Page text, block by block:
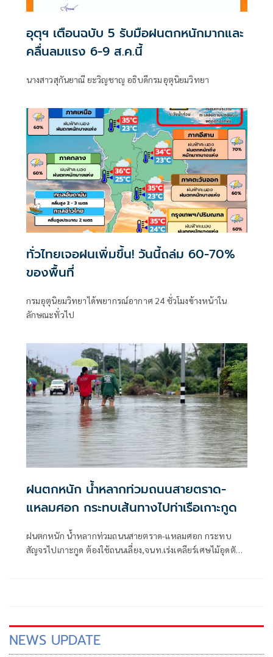
อุตุฯ เตือนฉบับ 5 รับมือฝนตกหนักมากและ
คลื่นลมแรง 6-9 ส.ค.นี้
นางสาวสุกันยาณี ยะวิญชาญ อธิบดีกรมอุตุนิยมวิทยา
ทั่วไทยเจอฝนเพิ่มขึ้น! วันนี้ถล่ม 60-70%
ของพื้นที่
กรมอุตุนิยมวิทยาได้พยากรณ์อากาศ 24 ชั่วโมงข้างหน้าใน
ลักษณะทั่วไป
ฝนตกหนัก น้ำหลากท่วมถนนสายตราด-
แหลมศอก กระทบเส้นทางไปท่าเรือเกาะกูด
ฝนตกหนัก น้ำหลากท่วมถนนสายตราด-แหลมศอก กระทบ
สัญจรไปเกาะกูด ต้องใช้ถนนเลี่ยง,จนท.เร่งเคลียร์เศษไม้อุดตัน
NEWS UPDATE